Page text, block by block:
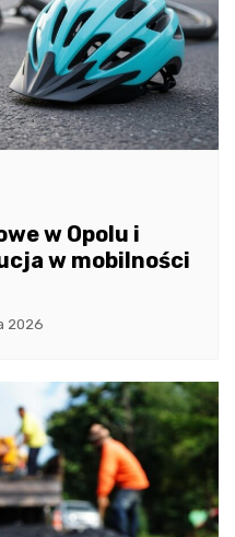
w Opolu i
w mobilności
2026